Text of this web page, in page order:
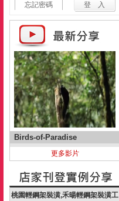
忘記密碼
Birds-of-Paradise
更多影片
桃園輕鋼架裝潢,禾暘輕鋼架裝潢工